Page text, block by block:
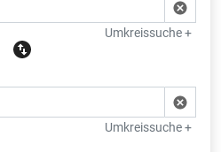
Umkreissuche +
Umkreissuche +